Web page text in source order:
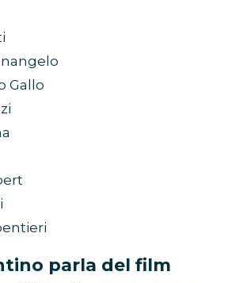
Gallo
parla del film